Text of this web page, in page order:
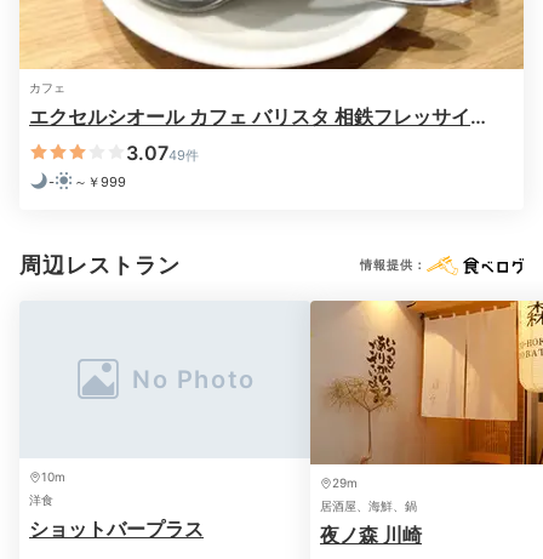
カフェ
エクセルシオール カフェ バリスタ 相鉄フレッサイン
川崎駅東口店3.0749件
-
～￥999
周辺レストラン 情報提供：
10m
洋食
ショットバープラス
29m
居酒屋、海鮮、鍋
夜ノ森 川崎